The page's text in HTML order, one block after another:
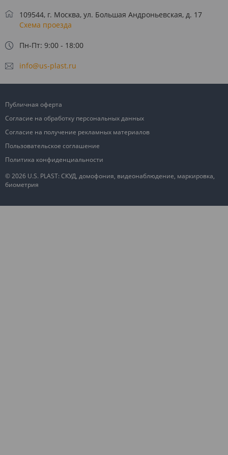
109544, г. Москва, ул. Большая Андроньевская, д. 17
Схема проезда
Пн-Пт: 9:00 - 18:00
info@us-plast.ru
© 2026 U.S. PLAST: СКУД, домофония, видеонаблюдение, маркировка,
биометрия
Публичная оферта
Согласие на обработку персональных данных
Согласие на получение рекламных материалов
Пользовательское соглашение
Политика конфиденциальности